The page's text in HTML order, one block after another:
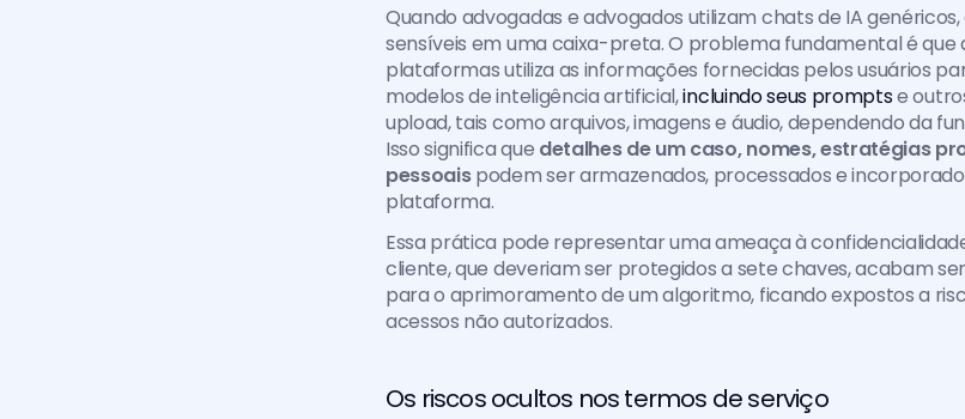
Quando advogadas e advogados utilizam chats de IA genéricos,
sensíveis em uma caixa-preta. O problema fundamental é que
plataformas utiliza as informações fornecidas pelos usuários
modelos de inteligência artificial, incluindo seus prompts e
upload, tais como arquivos, imagens e áudio, dependendo da
Isso significa que detalhes de um caso, nomes, estratégias
pessoais podem ser armazenados, processados e
plataforma.
Essa prática pode representar uma ameaça à
cliente, que deveriam ser protegidos a sete chaves, acabam
para o aprimoramento de um algoritmo, ficando expostos a
acessos não autorizados.
Os riscos ocultos nos termos de serviço